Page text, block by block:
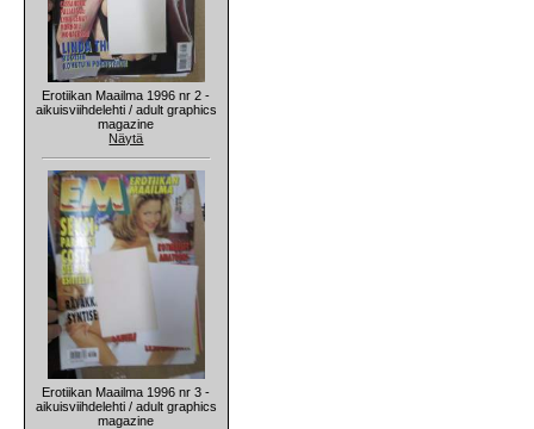
Erotiikan Maailma 1996 nr 2 -
aikuisviihdelehti / adult graphics
magazine
Näytä
Erotiikan Maailma 1996 nr 3 -
aikuisviihdelehti / adult graphics
magazine